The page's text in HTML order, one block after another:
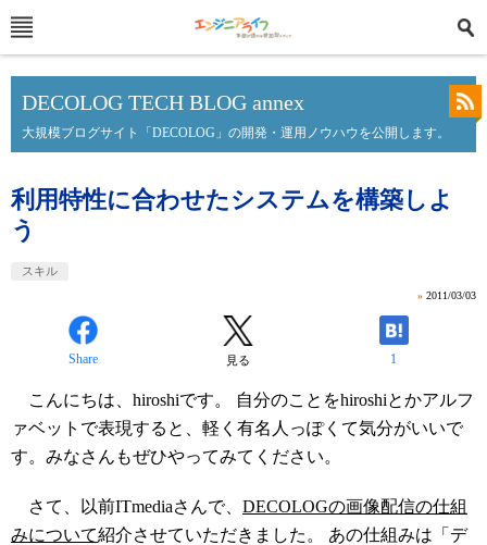
DECOLOG TECH BLOG annex
大規模ブログサイト「DECOLOG」の開発・運用ノウハウを公開します。
利用特性に合わせたシステムを構築しよ
う
スキル
» 2011/03/03
Share 見る 1
こんにちは、hiroshiです。 自分のことをhiroshiとかアルフ
ァベットで表現すると、軽く有名人っぽくて気分がいいで
す。みなさんもぜひやってみてください。
さて、以前ITmediaさんで、 DECOLOGの画像配信の仕組
みについて紹介させていただきました。 あの仕組みは「デ